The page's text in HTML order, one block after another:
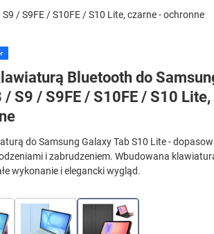
/ S9FE / S10FE / S10 Lite, czarne - ochronne
Bluetooth do
/ S9 / S9FE / S10FE / S10
do Samsung Galaxy Tab S10 Lite -
i zabrudzeniem. Wbudowana
wykonanie i elegancki wygląd.